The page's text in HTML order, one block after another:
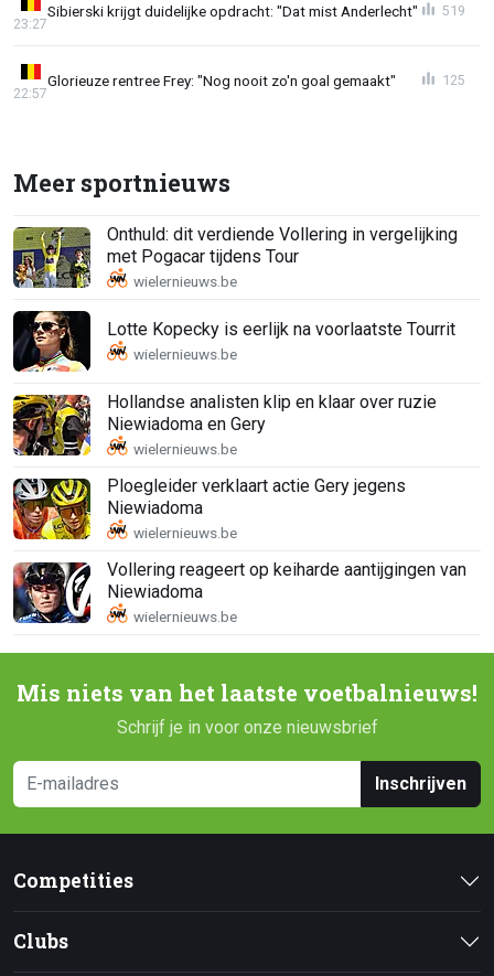
Sibierski krijgt duidelijke opdracht: "Dat mist Anderlecht"
23:27
519
Glorieuze rentree Frey: "Nog nooit zo'n goal gemaakt"
22:57
125
Meer sportnieuws
Onthuld: dit verdiende Vollering in vergelijking
met Pogacar tijdens Tour
Lotte Kopecky is eerlijk na voorlaatste Tourrit
Hollandse analisten klip en klaar over ruzie
Niewiadoma en Gery
Ploegleider verklaart actie Gery jegens
Niewiadoma
Vollering reageert op keiharde aantijgingen van
Niewiadoma
Mis niets van het laatste voetbalnieuws!
Schrijf je in voor onze nieuwsbrief
Inschrijven
Competities
Clubs